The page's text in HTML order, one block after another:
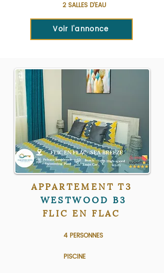
2 SALLES D'EAU
Voir l'annonce
APPARTEMENT T3
WESTWOOD B3
FLIC EN FLAC
4 PERSONNES
PISCINE